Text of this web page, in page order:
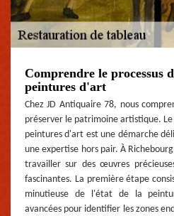
Comprendre le processus
peintures d'art
Chez JD Antiquaire 78, nous
préserver le patrimoine artistique.
peintures d'art est une démarche
une expertise hors pair. À
travailler sur des œuvres
fascinantes. La première étape
minutieuse de l'état de la
avancées pour identifier les zones